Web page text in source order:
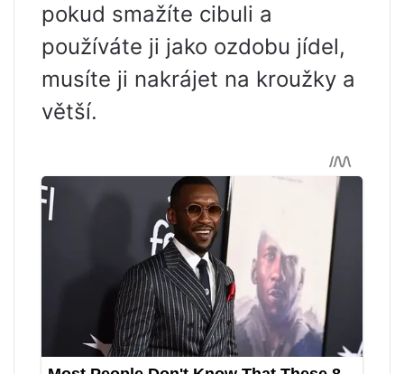
pokud smažíte cibuli a
používáte ji jako ozdobu jídel,
musíte ji nakrájet na kroužky a
větší.